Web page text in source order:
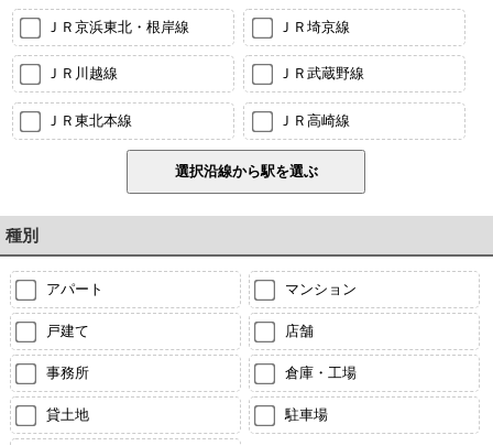
ＪＲ京浜東北・根岸線 ＪＲ埼京線
ＪＲ川越線 ＪＲ武蔵野線
ＪＲ東北本線 ＪＲ高崎線
種別
アパート マンション
戸建て 店舗
事務所 倉庫・工場
貸土地 駐車場